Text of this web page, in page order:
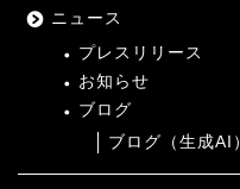
ニュース
プレスリリース
お知らせ
ブログ
ブログ（生成AI